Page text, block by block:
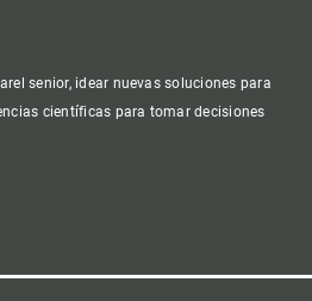
senior, idear nuevas soluciones para
científicas para tomar decisiones